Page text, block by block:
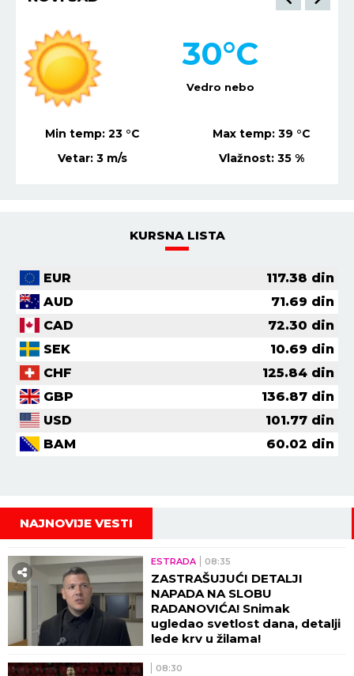
Vedro nebo
30°C
Min temp:21 °C Max temp: 37 °C
Vetar:1 m/s Vlažnost: 33 %
KURSNA LISTA
EUR 117.38 din
AUD
71.69 din
CAD
72.30 din
SEK
10.69 din
CHF
125.84 din
GBP
136.87 din
USD
101.77 din
BAM
60.02 din
NAJNOVIJE VESTI
ESTRADA 08:35
ZASTRAŠUJUĆI DETALJI
NAPADA NA SLOBU
RADANOVIĆA! Snimak
ugledao svetlost dana, detalji
lede krv u žilama!
08:30